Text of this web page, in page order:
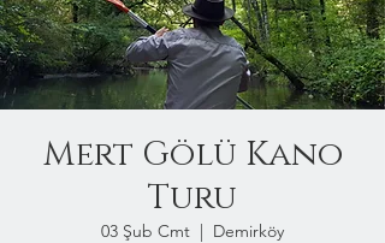
Mert Gölü Kano
Turu
03 Şub Cmt
  |
Demirköy